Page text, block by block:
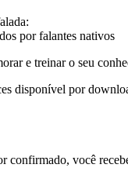
por falantes nativos
e treinar o seu
disponível por
confirmado, você